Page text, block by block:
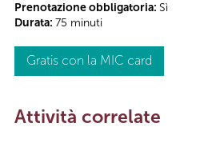
Prenotazione obbligatoria: Sì
Durata: 75 minuti
Gratis con la MIC card
Attività correlate